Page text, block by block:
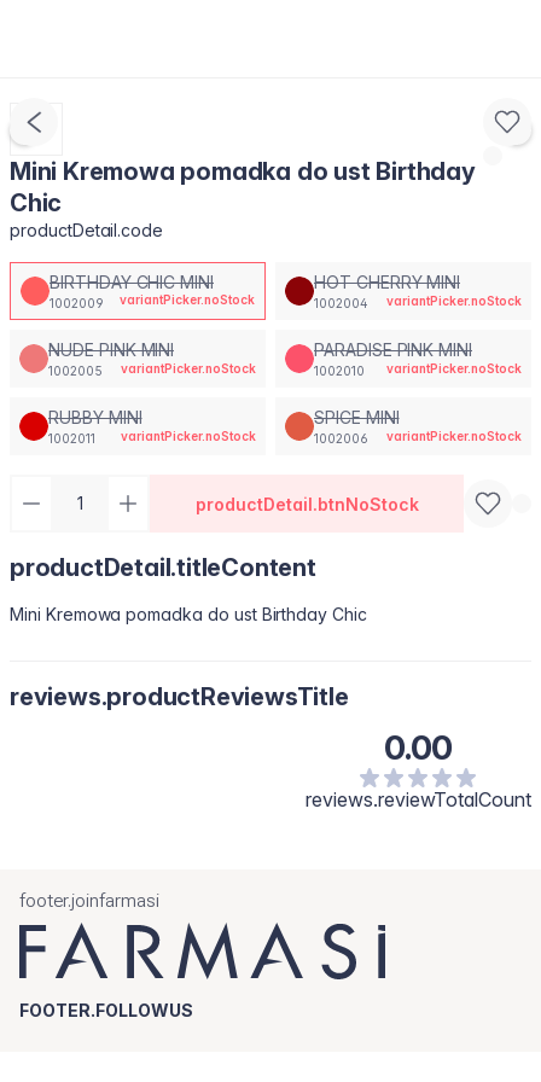
Mini Kremowa pomadka do ust Birthday
Chic
productDetail.code
BIRTHDAY CHIC MINI
1002009 variantPicker.noStock
HOT CHERRY MINI
1002004 variantPicker.noStock
NUDE PINK MINI
1002005 variantPicker.noStock
PARADISE PINK MINI
1002010 variantPicker.noStock
RUBBY MINI
1002011 variantPicker.noStock
SPICE MINI
1002006 variantPicker.noStock
productDetail.btnNoStock
productDetail.titleContent
Mini Kremowa pomadka do ust Birthday Chic
reviews.productReviewsTitle
0.00
reviews.reviewTotalCount
footer.joinfarmasi
FOOTER.FOLLOWUS